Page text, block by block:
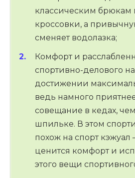
классическим брюкам
кроссовки, а
сменяет водолазка;
Комфорт и
спортивно-делового
достижении
ведь намного
совещание в кедах,
шпильке. В этом
похож на спорт кэжуал
ценится комфорт и
этого вещи